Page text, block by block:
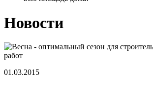
Новости
01.03.2015